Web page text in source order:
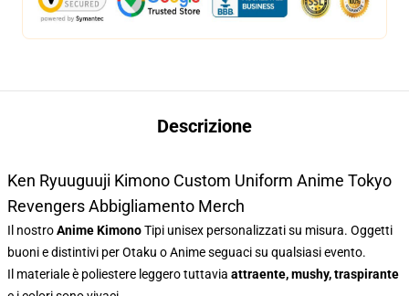
Descrizione
Ken Ryuuguuji Kimono Custom Uniform Anime Tokyo
Revengers Abbigliamento Merch
Il nostroAnime KimonoTipi unisex personalizzati su misura. Oggetti
buoni e distintivi per Otaku o Anime seguaci su qualsiasi evento.
Il materiale è poliestere leggero tuttavia attraente, mushy, traspirante